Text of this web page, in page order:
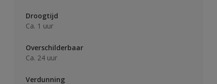
Droogtijd
Ca. 1 uur
Overschilderbaar
Ca. 24 uur
Verdunning